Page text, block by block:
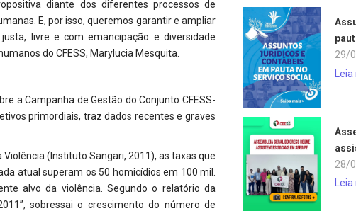
diante dos diferentes processos de
E, por isso, queremos garantir e ampliar
livre e com emancipação e diversidade
do CFESS, Marylucia Mesquita.
a Campanha de Gestão do Conjunto CFESS-
primordiais, traz dados recentes e graves
(Instituto Sangari, 2011), as taxas que
atual superam os 50 homicídios em 100 mil.
alvo da violência. Segundo o relatório da
sobressai o crescimento do número de
29/
Leia
28/